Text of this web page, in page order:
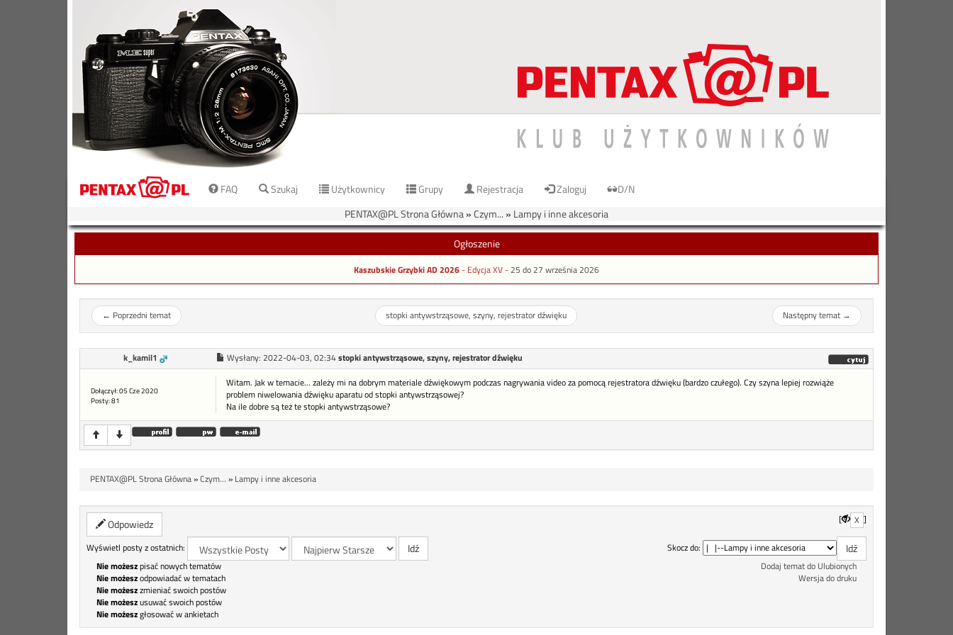
FAQ Szukaj Użytkownicy Grupy Rejestracja Zaloguj
D/N
PENTAX@PL Strona Główna»Czym... » Lampy i inne akcesoria
Ogłoszenie
Kaszubskie Grzybki AD 2026- Edycja XV -25 do 27 września 2026
← Poprzedni temat stopki antywstrząsowe, szyny, rejestrator dźwięku Następny temat→
k_kamil1 Wysłany: 2022-04-03, 02:34 stopki antywstrząsowe, szyny, rejestrator dźwięku
Dołączył: 05 Cze 2020
Posty: 81
Witam. Jak w temacie... zależy mi na dobrym materiale dźwiękowym podczas nagrywania video za pomocą rejestratora dźwięku (bardzo czułego). Czy szyna lepiej rozwiąże
problem niwelowania dźwięku aparatu od stopki antywstrząsowej?
Na ile dobre są też te stopki antywstrząsowe?
PENTAX@PL Strona Główna»Czym... » Lampy i inne akcesoria
Odpowiedz [ X ]
Wyświetl posty z ostatnich:
Skocz do:
Nie możeszpisać nowych tematów
Nie możeszodpowiadać w tematach
Nie możeszzmieniać swoich postów
Nie możeszusuwać swoich postów
Nie możeszgłosować w ankietach
Dodaj temat do Ulubionych
Wersja do druku